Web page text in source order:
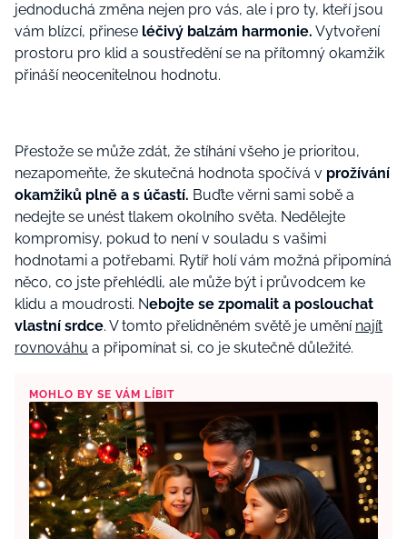
jednoduchá změna nejen pro vás, ale i pro ty, kteří jsou
vám blízcí, přinese léčivý balzám harmonie. Vytvoření
prostoru pro klid a soustředění se na přítomný okamžik
přináší neocenitelnou hodnotu.
Přestože se může zdát, že stíhání všeho je prioritou,
nezapomeňte, že skutečná hodnota spočívá v prožívání
okamžiků plně a s účastí. Buďte věrni sami sobě a
nedejte se unést tlakem okolního světa. Nedělejte
kompromisy, pokud to není v souladu s vašimi
hodnotami a potřebami. Rytíř holí vám možná připomíná
něco, co jste přehlédli, ale může být i průvodcem ke
klidu a moudrosti. Nebojte se zpomalit a poslouchat
vlastní srdce. V tomto přelidněném světě je umění najít
rovnováhu a připomínat si, co je skutečně důležité.
MOHLO BY SE VÁM LÍBIT